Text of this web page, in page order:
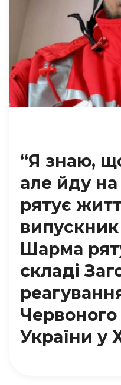
“Я знаю,
але йду
рятує
Шарма
складі
Червоного
України у